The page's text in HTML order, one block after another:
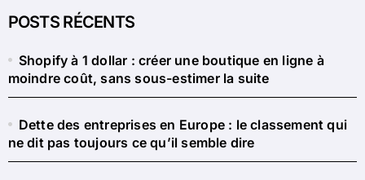
POSTS RÉCENTS
Shopify à 1 dollar : créer une boutique en ligne à
moindre coût, sans sous-estimer la suite
Dette des entreprises en Europe : le classement qui
ne dit pas toujours ce qu’il semble dire